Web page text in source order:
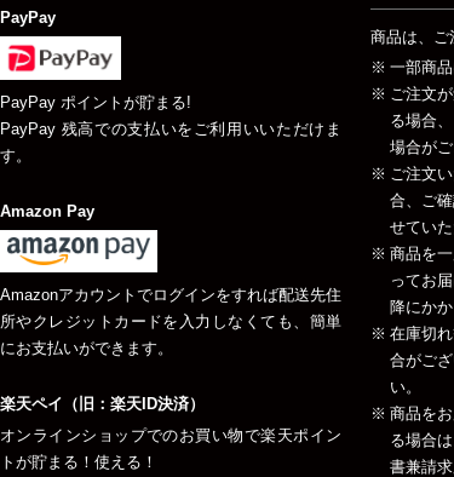
PayPay
PayPay ポイントが貯まる!
PayPay 残高での支払いをご利用いいただけま
す。
Amazon Pay
Amazonアカウントでログインをすれば配送先住
所やクレジットカードを入力しなくても、簡単
にお支払いができます。
楽天ペイ（旧：楽天ID決済）
オンラインショップでのお買い物で楽天ポイン
トが貯まる！使える！
商品は、ご
一部商
ご注文
る場合
場合がご
ご注文
合、ご
せていた
商品を
ってお
降にか
在庫切
合がご
い。
商品を
る場合
書兼請